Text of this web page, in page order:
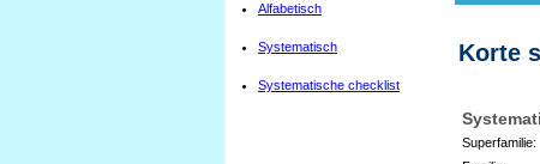
Alfabetisch
Systematisch
Systematische checklist
Korte
Superfamilie: